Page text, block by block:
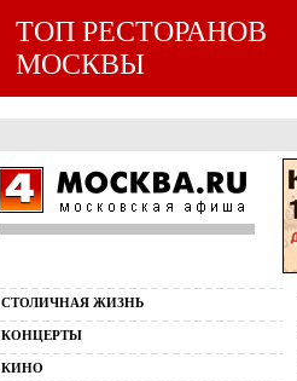
ТОП РЕСТОРАНОВ
МОСКВЫ
СТОЛИЧНАЯ ЖИЗНЬ
КОНЦЕРТЫ
КИНО